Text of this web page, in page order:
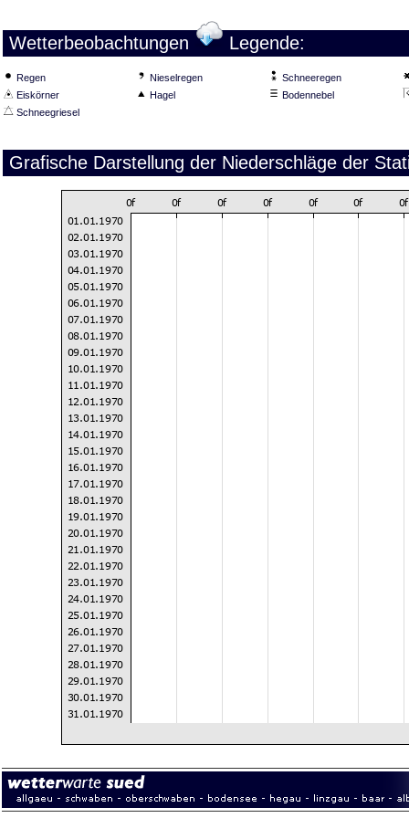
Wetterbeobachtungen Legende:
Regen Nieselregen
Schneeregen
Eiskörner
Hagel
Bodennebel
Schneegriesel
Grafische Darstellung der Niederschläge der